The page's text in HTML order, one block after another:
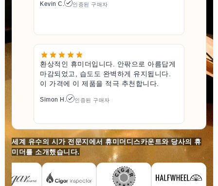
Kevin C. 인증된 구매자
환상적인 휴미더입니다. 안팎으로 아름답게
마감되었고, 습도도 완벽하게 유지됩니다.
이 가격에 이 제품을 적극 추천합니다.
Simon H. 인증된 구매자
세계 유수의 시가 전문지에서 휴미더디스카운트와 당사의 휴
미더를 소개했습니다.